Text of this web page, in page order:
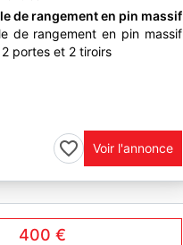
de rangement en pin massif
de rangement en pin massif
portes et 2 tiroirs
Voir l'annonce
400 €